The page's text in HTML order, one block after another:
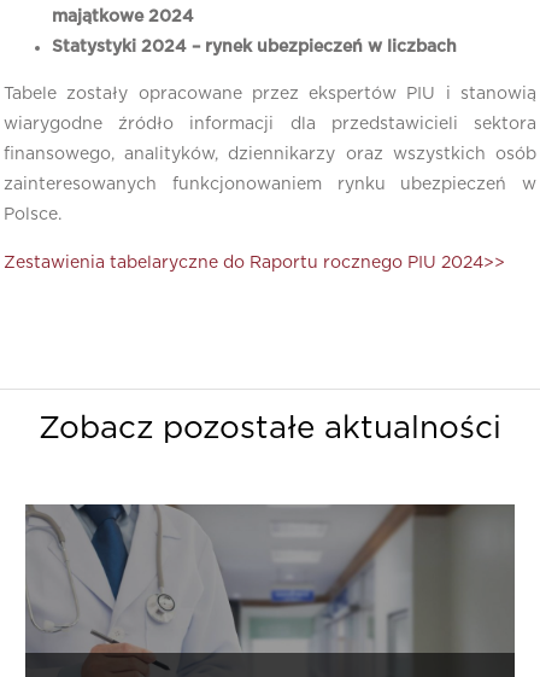
majątkowe 2024
Statystyki 2024 – rynek ubezpieczeń w liczbach
Tabele zostały opracowane przez ekspertów PIU i stanowią
wiarygodne źródło informacji dla przedstawicieli sektora
finansowego, analityków, dziennikarzy oraz wszystkich osób
zainteresowanych funkcjonowaniem rynku ubezpieczeń w
Polsce.
Zestawienia tabelaryczne do Raportu rocznego PIU 2024>>
Zobacz pozostałe aktualności